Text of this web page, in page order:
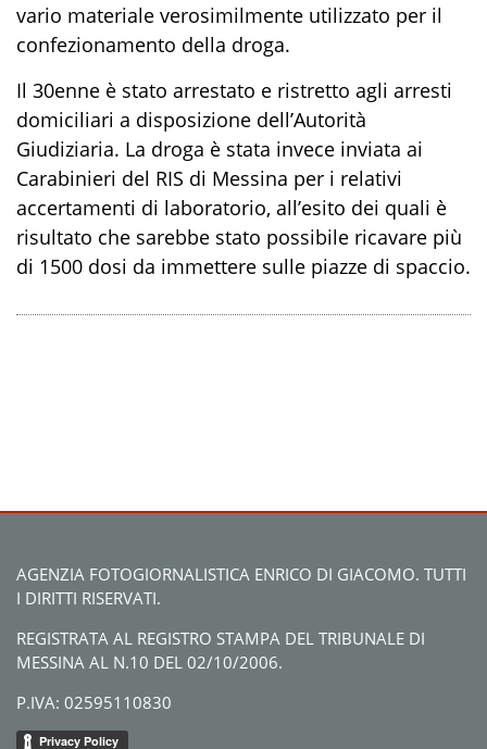
vario materiale verosimilmente utilizzato per il
confezionamento della droga.
Il 30enne è stato arrestato e ristretto agli arresti
domiciliari a disposizione dell’Autorità
Giudiziaria. La droga è stata invece inviata ai
Carabinieri del RIS di Messina per i relativi
accertamenti di laboratorio, all’esito dei quali è
risultato che sarebbe stato possibile ricavare più
di 1500 dosi da immettere sulle piazze di spaccio.
AGENZIA FOTOGIORNALISTICA ENRICO DI GIACOMO. TUTTI
I DIRITTI RISERVATI.
REGISTRATA AL REGISTRO STAMPA DEL TRIBUNALE DI
MESSINA AL N.10 DEL 02/10/2006.
P.IVA: 02595110830